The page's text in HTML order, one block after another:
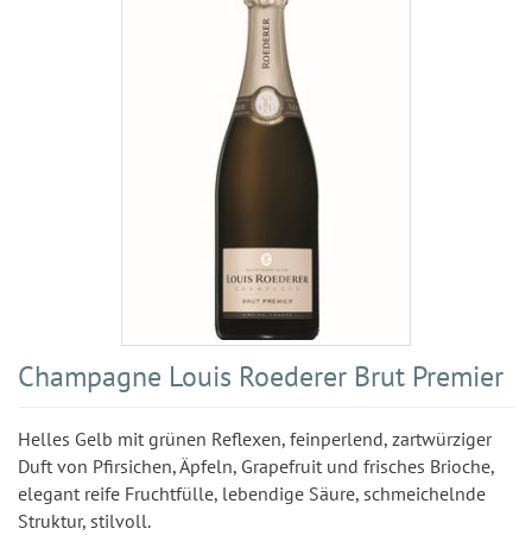
Champagne Louis Roederer Brut Premier
Helles Gelb mit grünen Reflexen, feinperlend, zartwürziger
Duft von Pfirsichen, Äpfeln, Grapefruit und frisches Brioche,
elegant reife Fruchtfülle, lebendige Säure, schmeichelnde
Struktur, stilvoll.